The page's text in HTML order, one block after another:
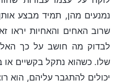
נמנעים מהן, תמיד מבצע
שרוב האחים והאחיות יראו
לבדוק מה חושב על כך
שלו. כשהוא נתקל בקשיים
יכולים להתגבר עליהם, הוא